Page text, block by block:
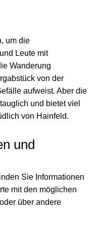
um die
Leute mit
Wanderung
von der
aufweist. Aber die
und bietet viel
von Hainfeld.
und
Sie Informationen
mit den möglichen
über andere